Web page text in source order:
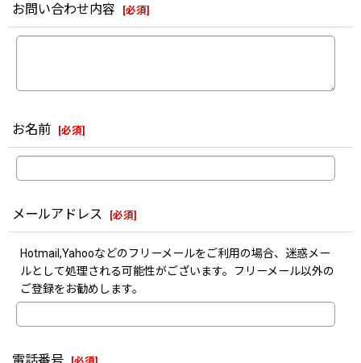
お問い合わせ内容 [必須]
お名前 [必須]
メールアドレス [必須]
Hotmail,Yahooなどのフリーメールをご利用の場合、迷惑メー
ルとして処理される可能性がございます。フリーメール以外の
ご登録をお勧めします。